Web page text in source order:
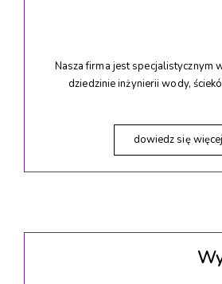
Nasza firma jest specjalistycznym
dziedzinie inżynierii wody,
dowiedz się więcej